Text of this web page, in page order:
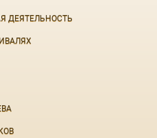
ДЕЯТЕЛЬНОСТЬ